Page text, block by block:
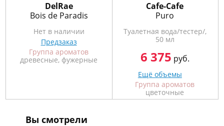
DelRae
Bois de Paradis
Нет в наличии
Предзаказ
Группа ароматов
древесные, фужерные
Cafe-Cafe
Puro
Туалетная вода/тестер/,
50 мл
6 375 руб.
Ещё объемы
Группа ароматов
цветочные
Вы смотрели